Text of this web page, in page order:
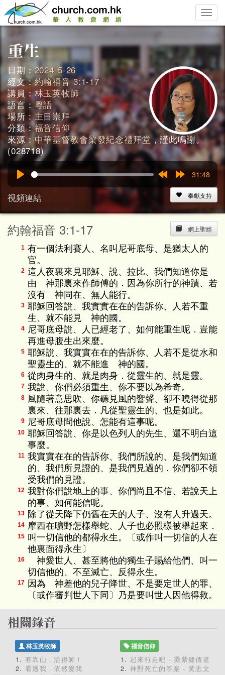
Toggle
日期：2024-5-26
經文：約翰福音 3:1-17
講員：林玉英牧師
語言：粵語
場所：主日崇拜
分類：福音信仰
來源： 中華基督教會梁發紀念禮拜堂，謹此鳴謝。
(028718)
15s
31:48
視頻連結 奉獻支持
網上聖經
約翰福音 3:1-17
1 有一個法利賽人、名叫尼哥底母、是猶太人的
官。
2 這人夜裏來見耶穌、說、拉比、我們知道你是
由 神那裏來作師傅的．因為你所行的神蹟、若
沒有 神同在、無人能行。
3 耶穌回答說、我實實在在的告訴你、人若不重
生、就不能見 神的國。
4 尼哥底母說、人已經老了、如何能重生呢．豈能
再進母腹生出來麼。
5 耶穌說、我實實在在的告訴你、人若不是從水和
聖靈生的、就不能進 神的國。
6 從肉身生的、就是肉身．從靈生的、就是靈。
7 我說、你們必須重生、你不要以為希奇。
8 風隨著意思吹、你聽見風的響聲、卻不曉得從那
裏來、往那裏去．凡從聖靈生的、也是如此。
9 尼哥底母問他說、怎能有這事呢。
10 耶穌回答說、你是以色列人的先生、還不明白這
事麼。
11 我實實在在的告訴你、我們所說的、是我們知道
的、我們所見證的、是我們見過的．你們卻不領
受我們的見證。
12 我對你們說地上的事、你們尚且不信、若說天上
的事、如何能信呢。
13 除了從天降下仍舊在天的人子、沒有人升過天。
14 摩西在曠野怎樣舉蛇、人子也必照樣被舉起來．
15 叫一切信他的都得永生。〔或作叫一切信的人在
他裏面得永生〕
16
神愛世人、甚至將他的獨生子賜給他們、叫一
切信他的、不至滅亡、反得永生。
17
因為 神差他的兒子降世、不是要定世人的罪、
〔或作審判世人下同〕乃是要叫世人因他得救。
林玉英牧師
有靠山，活得帥！
看透我，依然愛我
福音信仰
起來行走吧 - 梁紫健傳道
神對死亡的答案 - 黃志文